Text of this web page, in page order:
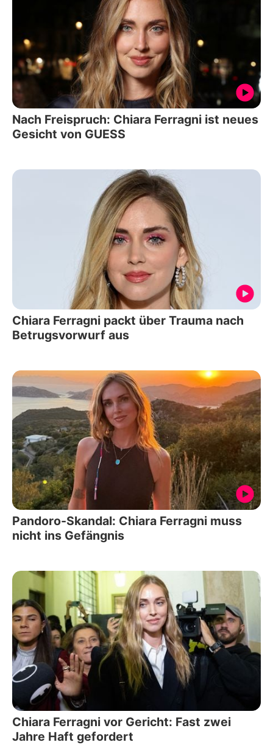
Nach Freispruch: Chiara Ferragni ist neues
Gesicht von GUESS
Chiara Ferragni packt über Trauma nach
Betrugsvorwurf aus
Pandoro-Skandal: Chiara Ferragni muss
nicht ins Gefängnis
Chiara Ferragni vor Gericht: Fast zwei
Jahre Haft gefordert